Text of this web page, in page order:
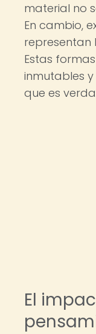
material no
En cambio,
Estas
inmutables
que es
El